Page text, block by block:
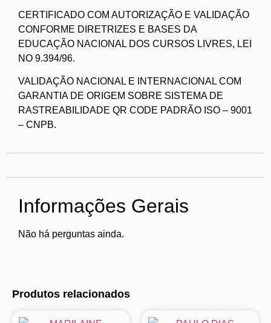
CERTIFICADO COM AUTORIZAÇÃO E VALIDAÇÃO
CONFORME DIRETRIZES E BASES DA
EDUCAÇÃO NACIONAL DOS CURSOS LIVRES, LEI
NO 9.394/96.
VALIDAÇÃO NACIONAL E INTERNACIONAL COM
GARANTIA DE ORIGEM SOBRE SISTEMA DE
RASTREABILIDADE QR CODE PADRÃO ISO – 9001
– CNPB.
Informações Gerais
Não há perguntas ainda.
Produtos relacionados